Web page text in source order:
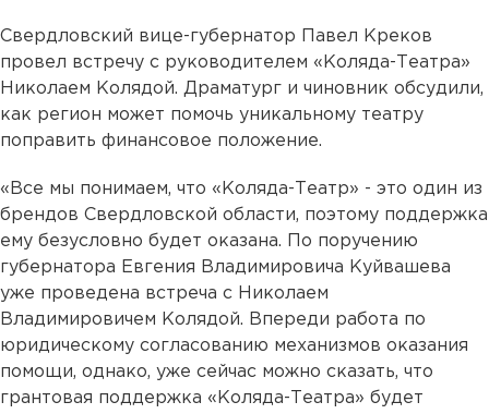
Свердловский вице-губернатор Павел Креков
провел встречу с руководителем «Коляда-Театра»
Николаем Колядой. Драматург и чиновник обсудили,
как регион может помочь уникальному театру
поправить финансовое положение.
«Все мы понимаем, что «Коляда-Театр» - это один из
брендов Свердловской области, поэтому поддержка
ему безусловно будет оказана. По поручению
губернатора Евгения Владимировича Куйвашева
уже проведена встреча с Николаем
Владимировичем Колядой. Впереди работа по
юридическому согласованию механизмов оказания
помощи, однако, уже сейчас можно сказать, что
грантовая поддержка «Коляда-Театра» будет